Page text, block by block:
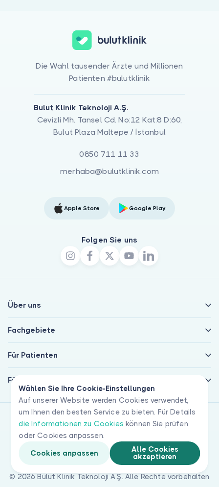
Wählen Sie Ihre Cookie-Einstellungen
Auf unserer Website werden Cookies verwendet,
um Ihnen den besten Service zu bieten. Für Details
die Informationen zu Cookieskönnen Sie prüfen
oder Cookies anpassen.
Cookies anpassen
Alle Cookies
akzeptieren
Die Wahl tausender Ärzte und Millionen
Patienten #bulutklinik
Bulut Klinik Teknoloji A.Ş.
Cevizli Mh. Tansel Cd. No:12 Kat:8 D:60,
Bulut Plaza Maltepe / İstanbul
0850 711 11 33
merhaba@bulutklinik.com
Apple Store Google Play
Folgen Sie uns
Über uns
Fachgebiete
Für Patienten
Für Ärzte
© 2026 Bulut Klinik Teknoloji A.Ş. Alle Rechte vorbehalten